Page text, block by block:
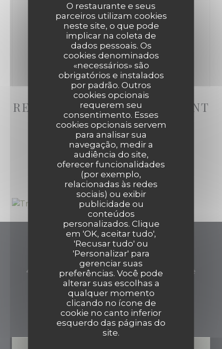
O restaurante e seus
parceiros utilizam cookies
neste site, o que pode
implicar na coleta de
dados pessoais. Os
cookies denominados
«necessários» são
obrigatórios e instalados
por padrão. Outros
cookies opcionais
requerem seu
consentimento. Esses
cookies opcionais servem
para analisar sua
navegação, medir a
audiência do site,
oferecer funcionalidades
(por exemplo,
relacionadas às redes
sociais) ou exibir
publicidade ou
conteúdos
personalizados. Clique
em 'OK, aceitar tudo',
'Recusar tudo' ou
'Personalizar' para
gerenciar suas
preferências. Você pode
alterar suas escolhas a
qualquer momento
clicando no ícone de
cookie no canto inferior
esquerdo das páginas do
site.
REVIEWS_FROM_OUR_CLIENT
S_FOLLOWING_BOOKING
1
Avaliações 100% certificadas
Apenas os clientes que fizeram reservas
submeteram avaliações
Restaurant Vivant
49 rue de Londres 62520 Le Touquet-Paris-Plage
03 21 90 01 34
RESERVA